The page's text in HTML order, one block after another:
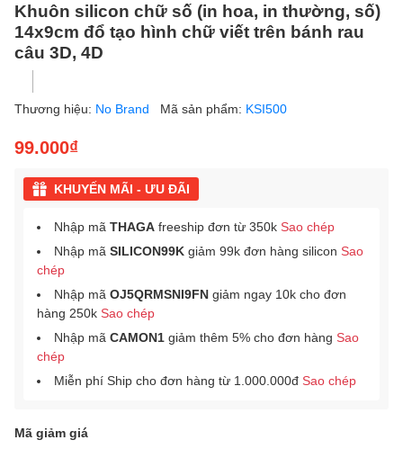
Khuôn silicon chữ số (in hoa, in thường, số)
14x9cm đổ tạo hình chữ viết trên bánh rau
câu 3D, 4D
Thương hiệu: No Brand Mã sản phẩm: KSI500
99.000₫
KHUYẾN MÃI - ƯU ĐÃI
Nhập mã THAGA freeship đơn từ 350k Sao chép
Nhập mã SILICON99K giảm 99k đơn hàng silicon Sao
chép
Nhập mã OJ5QRMSNI9FN giảm ngay 10k cho đơn
hàng 250k Sao chép
Nhập mã CAMON1 giảm thêm 5% cho đơn hàng Sao
chép
Miễn phí Ship cho đơn hàng từ 1.000.000đ Sao chép
Mã giảm giá